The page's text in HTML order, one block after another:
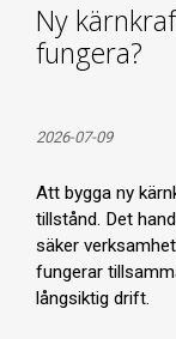
Ny
fungera?
2026-07-09
Att bygga ny
tillstånd. Det
säker
fungerar
långsiktig drift.